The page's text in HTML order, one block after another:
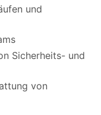
und
Sicherheits- und
von